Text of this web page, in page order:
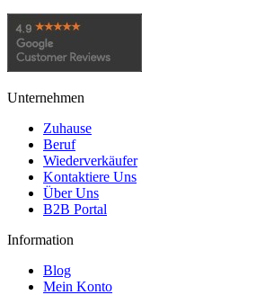
Unternehmen
Zuhause
Beruf
Wiederverkäufer
Kontaktiere Uns
Über Uns
B2B Portal
Information
Blog
Mein Konto